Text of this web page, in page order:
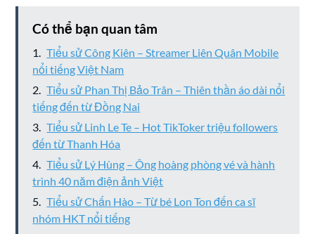
Có thể bạn quan tâm
Tiểu sử Công Kiên – Streamer Liên Quân Mobile
nổi tiếng Việt Nam
Tiểu sử Phan Thị Bảo Trân – Thiên thần áo dài nổi
tiếng đến từ Đồng Nai
Tiểu sử Linh Le Te – Hot TikToker triệu followers
đến từ Thanh Hóa
Tiểu sử Lý Hùng – Ông hoàng phòng vé và hành
trình 40 năm điện ảnh Việt
Tiểu sử Chấn Hào – Từ bé Lon Ton đến ca sĩ
nhóm HKT nổi tiếng